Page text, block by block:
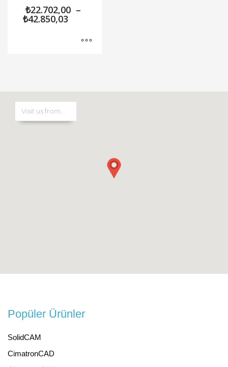
₺22.702,00 –
₺42.850,03
₺22.702,00
Popüler Ürünler
SolidCAM
CimatronCAD